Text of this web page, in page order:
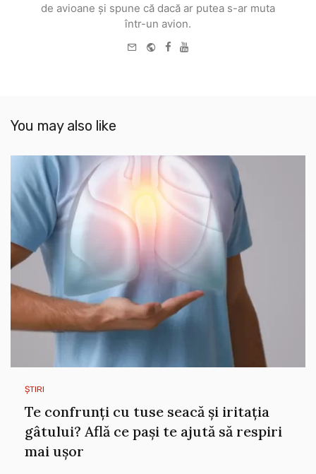
de avioane și spune că dacă ar putea s-ar muta
într-un avion.
e-
WebsiteFacebook
You may also like
ȘTIRI
Te confrunți cu tuse seacă și iritația
gâtului? Află ce pași te ajută să respiri
mai ușor